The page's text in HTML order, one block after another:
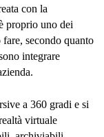
con la
proprio uno dei
secondo quanto
integrare
a 360 gradi e si
virtuale